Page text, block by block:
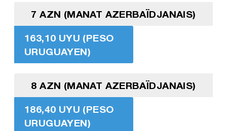
7 AZN (MANAT AZERBAÏDJANAIS)
163,10 UYU (PESO
URUGUAYEN)
8 AZN (MANAT AZERBAÏDJANAIS)
186,40 UYU (PESO
URUGUAYEN)